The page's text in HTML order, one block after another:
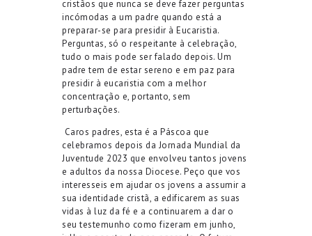
cristãos que nunca se deve fazer perguntas
incómodas a um padre quando está a
preparar-se para presidir à Eucaristia.
Perguntas, só o respeitante à celebração,
tudo o mais pode ser falado depois. Um
padre tem de estar sereno e em paz para
presidir à eucaristia com a melhor
concentração e, portanto, sem
perturbações.
Caros padres, esta é a Páscoa que
celebramos depois da Jornada Mundial da
Juventude 2023 que envolveu tantos jovens
e adultos da nossa Diocese. Peço que vos
interesseis em ajudar os jovens a assumir a
sua identidade cristã, a edificarem as suas
vidas à luz da fé e a continuarem a dar o
seu testemunho como fizeram em junho,